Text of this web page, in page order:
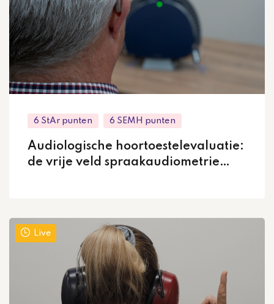
6 StAr punten 6 SEMH punten
Audiologische hoortoestelevaluatie:
de vrije veld spraakaudiometrie
Live